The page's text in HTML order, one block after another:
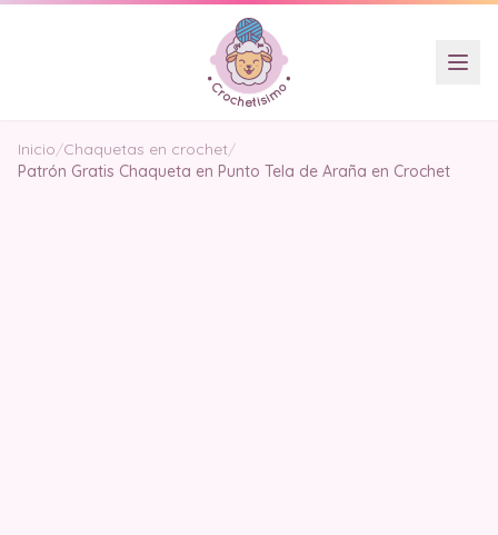
Inicio/Chaquetas en crochet/
Patrón Gratis Chaqueta en Punto Tela de Araña en Crochet